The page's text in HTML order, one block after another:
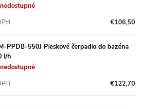
€106,50
PPDB-550J Pieskové čerpadlo do bazéna
l/h
€122,70